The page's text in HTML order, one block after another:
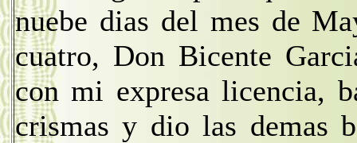
nuebe dias del mes de
cuatro, Don Bicente
con mi expresa licencia,
crismas y dio las demas